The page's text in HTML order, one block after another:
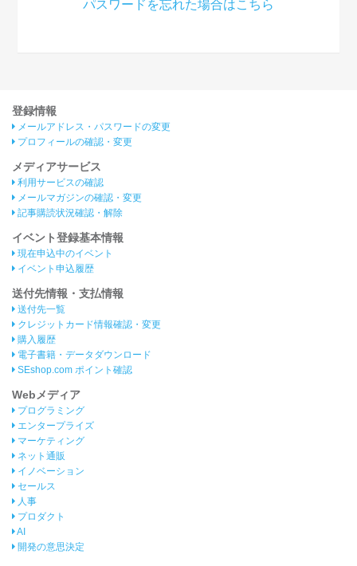
パスワードを忘れた場合はこちら
登録情報
メールアドレス・パスワードの変更
プロフィールの確認・変更
メディアサービス
利用サービスの確認
メールマガジンの確認・変更
記事購読状況確認・解除
イベント登録基本情報
現在申込中のイベント
イベント申込履歴
送付先情報・支払情報
送付先一覧
クレジットカード情報確認・変更
購入履歴
電子書籍・データダウンロード
SEshop.com ポイント確認
Webメディア
プログラミング
エンタープライズ
マーケティング
ネット通販
イノベーション
セールス
人事
プロダクト
AI
開発の意思決定